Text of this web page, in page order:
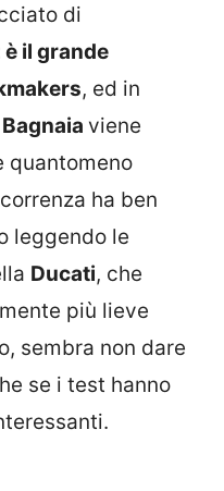
di
il grande
, ed in
viene
quantomeno
ha ben
leggendo le
Ducati, che
più lieve
sembra non dare
se i test hanno